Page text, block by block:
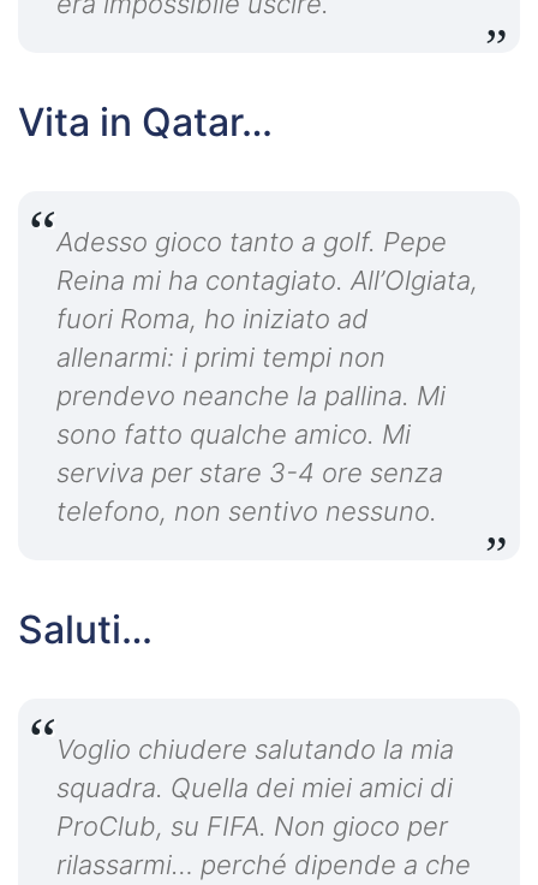
Vita in Qatar…
Adesso gioco tanto a golf. Pepe
Reina mi ha contagiato. All’Olgiata,
fuori Roma, ho iniziato ad
allenarmi: i primi tempi non
prendevo neanche la pallina. Mi
sono fatto qualche amico. Mi
serviva per stare 3-4 ore senza
telefono, non sentivo nessuno.
Saluti…
Voglio chiudere salutando la mia
squadra. Quella dei miei amici di
ProClub, su FIFA. Non gioco per
rilassarmi… perché dipende a che